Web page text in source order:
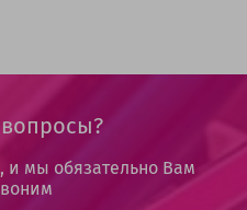
и мы обязательно Вам